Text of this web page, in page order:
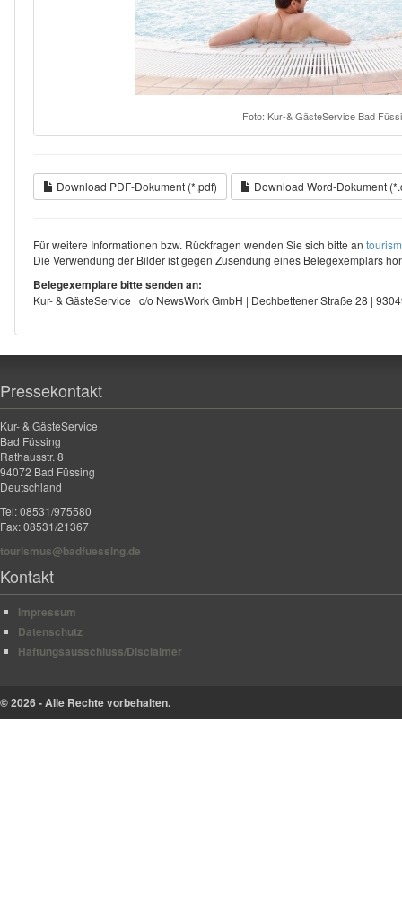
Foto: Kur-& GästeService Bad
Download PDF-Dokument (*.pdf) Download Word-Dokument
Für weitere Informationen bzw. Rückfragen wenden Sie sich bitte an
Die Verwendung der Bilder ist gegen Zusendung eines Belegexemplars
Belegexemplare bitte senden an:
Kur- & GästeService | c/o NewsWork GmbH | Dechbettener Straße 28 |
Pressekontakt
Kur- & GästeService
Bad Füssing
Rathausstr. 8
94072 Bad Füssing
Deutschland
Tel: 08531/975580
Fax: 08531/21367
tourismus@badfuessing.de
Kontakt
Impressum
Datenschutz
Haftungsausschluss/Disclaimer
© 2026 - Alle Rechte vorbehalten.